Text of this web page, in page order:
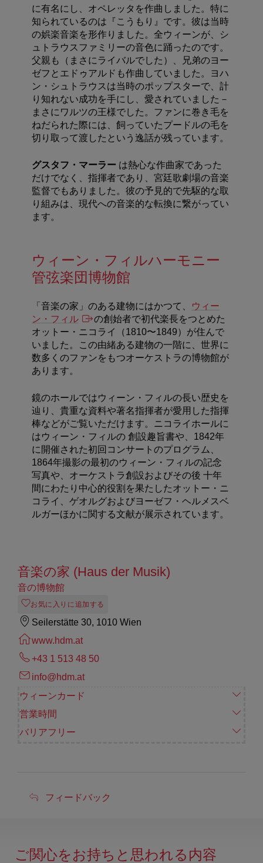
に有名にし、オペレッタを作曲しました。特に
知られているのは『こうもり』です。彼は当時
の娯楽音楽を形作りました。全ウィーンが、シ
ュトラウスファミリーの音色に踊ったのです。
父親も（まさにライバルでした）、兄弟のヨー
ゼフとエドゥアルドも作曲していました。ヨハ
ン・シュトラウスは当時のポップスターで、計
り知れない成功を手にし、愛されていました－
まさにワルツの王様でした。ファンに巻き毛を
ねだられた際には、飼っていたプードルの毛を
切り取って渡したという逸話が残っています。
グスタフ・マーラー は熱心な作曲家であった
だけでなく、指揮者であり、宮廷歌劇場の音楽
監督でもありました。彼の予見的で先駆的な取
り組みは、現代への音楽的な転換に繋がってい
ます。
ウィーン・フィルハーモニー
管弦楽団博物館
「音楽の家」のある建物にはかつて、
ウィー
ン・フィル
の創始者で初代楽長をつとめた
オットー・ニコライ（1810〜1849）が住んで
いました。この由緒ある建物の一階に、世界に
数多くのファンをもつオーケストラの博物館が
あります。
鏡のホールではウィーン・フィルの長い歴史を
辿り、貴重な資料や著名指揮者が愛用した指揮
棒などがご覧いただけます。ニコライホールに
はウィーン・フィルの 創設趣旨書や、1842年
に開催された初回コンサートのプログラム、
1864年撮影の最初のウィーン・フィルの記念
写真や、オーケストラ創設およびその後 十年
間にわたり中心的役割を果たしたオットー・ニ
コライ、ゲオルグおよびヨーゼフ・ヘルメスベ
ルガーほかに関する文献が展示されています。
音楽の家 (Haus der Musik)
音の博物館
お気に入りに追加する
Seilerstätte 30, 1010 Wien
www.hdm.at
+43 1 513 48 50
info@hdm.at
ウィーンカード
営業時間
バリアフリー
フ
ド
フィードバック
ご関心をお持ちと思われる内容